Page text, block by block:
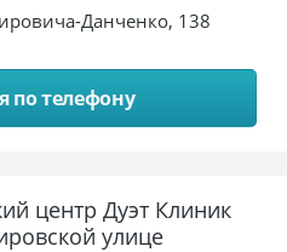
Данченко, 138
по телефону
центр Дуэт Клиник
улице